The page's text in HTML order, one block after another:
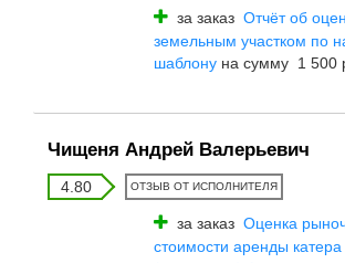
за заказ Отчёт об
земельным участком по
шаблону на сумму 1 500
Чищеня Андрей Валерьевич
4.80 ОТЗЫВ ОТ ИСПОЛНИТЕЛЯ
за заказ Оценка
стоимости аренды катера